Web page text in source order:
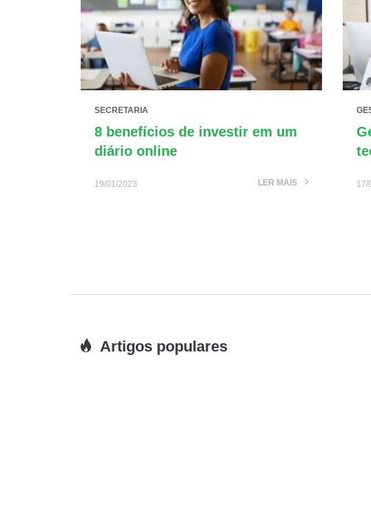
SECRETARIA
8 benefícios de investir em um
diário online
19/01/2023 LER MAIS 17/
Artigos populares